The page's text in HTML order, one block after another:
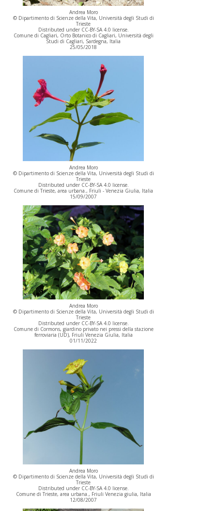
Andrea Moro
© Dipartimento di Scienze della Vita, Università degli Studi di
Trieste
Distributed under CC-BY-SA 4.0 license.
Comune di Cagliari, Orto Botanico di Cagliari, Università degli
Studi di Cagliari, Sardegna, Italia
25/05/2018
Andrea Moro
© Dipartimento di Scienze della Vita, Università degli Studi di
Trieste
Distributed under CC-BY-SA 4.0 license.
Comune di Trieste, area urbana., Friuli - Venezia Giulia, Italia
15/09/2007
Andrea Moro
© Dipartimento di Scienze della Vita, Università degli Studi di
Trieste
Distributed under CC-BY-SA 4.0 license.
Comune di Cormons, giardino privato nei pressi della stazione
ferroviaria (UD), Friuli Venezia Giulia, Italia
01/11/2022
Andrea Moro
© Dipartimento di Scienze della Vita, Università degli Studi di
Trieste
Distributed under CC-BY-SA 4.0 license.
Comune di Trieste, area urbana., Friuli Venezia giulia, Italia
12/08/2007